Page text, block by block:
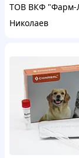
Николаев